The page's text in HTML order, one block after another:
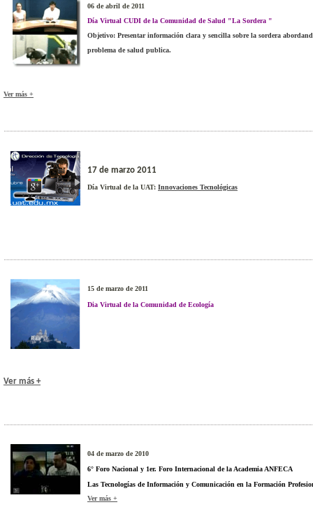
06 de abril de 2011
Día Virtual CUDI de la Comunidad de Salud "La Sordera "
Objetivo: Presentar información clara y sencilla sobre la sordera
problema de salud publica.
Ver más +
17 de marzo 2011
Día Virtual de la UAT: Innovaciones Tecnológicas
15 de marzo de 2011
Dia Virtual de la Comunidad de Ecología
Ver más +
04 de marzo de 2010
6° Foro Nacional y 1er. Foro Internacional de la Academia ANFECA
Las Tecnologías de Información y Comunicación en la Formación
Ver más +